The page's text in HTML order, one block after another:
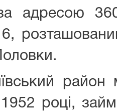
за адресою
район
році,